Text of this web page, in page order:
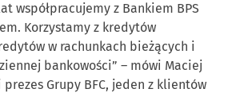
współpracujemy z Bankiem BPS
Korzystamy z kredytów
w rachunkach bieżących i
bankowości” – mówi Maciej
prezes Grupy BFC, jeden z klientów